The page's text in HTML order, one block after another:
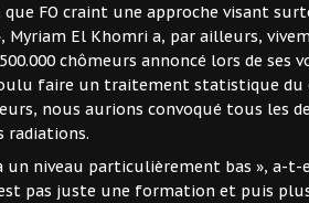
que FO craint une approche visant
El Khomri a, par ailleurs,
chômeurs annoncé lors de ses
faire un traitement statistique du
nous aurions convoqué tous les
radiations.
un niveau particulièrement bas », a-
pas juste une formation et puis